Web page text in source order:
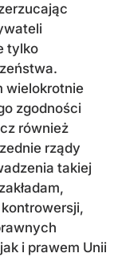
tylko
wielokrotnie
zgodności
również
rządy
takiej
i prawem Unii